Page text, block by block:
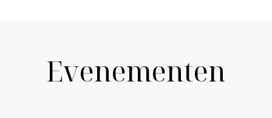
Evenementen